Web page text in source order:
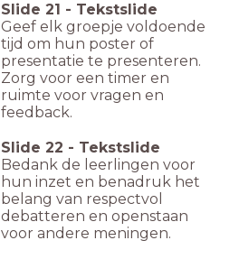
Slide 21 - Tekstslide
Geef elk groepje voldoende
tijd om hun poster of
presentatie te presenteren.
Zorg voor een timer en
ruimte voor vragen en
feedback.
Slide 22 - Tekstslide
Bedank de leerlingen voor
hun inzet en benadruk het
belang van respectvol
debatteren en openstaan
voor andere meningen.